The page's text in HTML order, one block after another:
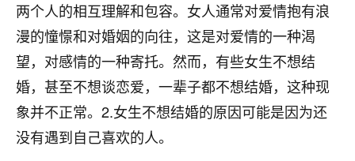
两个人的相互理解和包容。女人通常对爱情抱有浪
漫的憧憬和对婚姻的向往，这是对爱情的一种渴
望，对感情的一种寄托。然而，有些女生不想结
婚，甚至不想谈恋爱，一辈子都不想结婚，这种现
象并不正常。2.女生不想结婚的原因可能是因为还
没有遇到自己喜欢的人。
问题，反正就是不舒服。中医西医看遍了，找不到问
题，后来无意中看到有人推荐慧来老师，跟老师聊过
之后，心情豁然开朗，也听老师建议，处理了一些因
果问题。今年以来，身体比以前好多，主要是心情好
了，老师说境随心转，现在深有体会了。
鹿森：是的，其实跟老师聊过之后，最大的感
触，首先就是心态会变好，万般皆是命，半点